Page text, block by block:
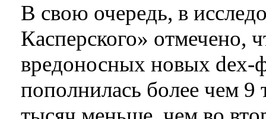
В свою очередь, в
Касперского» отмечено,
вредоносных новых dex-
пополнилась более чем